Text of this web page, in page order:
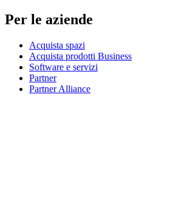
Per le aziende
Acquista spazi
Acquista prodotti Business
Software e servizi
Partner
Partner Alliance